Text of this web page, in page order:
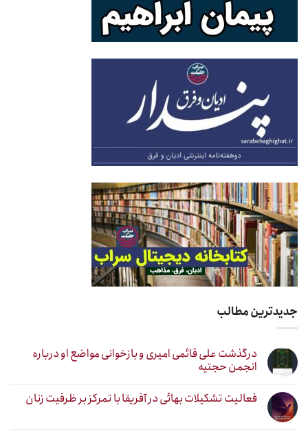
جدیدترین مطالب
درگذشت علی قائمی امیری و بازخوانی مواضع او درباره
انجمن حجتیه
فعالیت تشکیلات بهائی در آفریقا با تمرکز بر ظرفیت زنان